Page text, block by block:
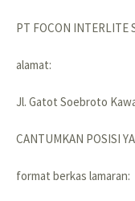
PT FOCON INTERLITE
alamat:
Jl. Gatot Soebroto
CANTUMKAN POSISI
format berkas lamaran: